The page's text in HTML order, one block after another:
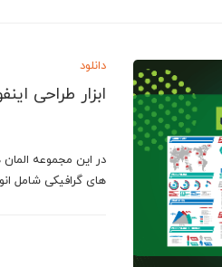
دانلود
ابزار طراحی
در این مجموعه
های گرافیکی شامل